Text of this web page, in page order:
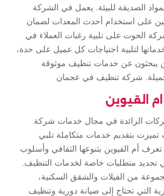
الصديقة للبيئة. يعمل في الشركة
على استخدام أحدث المعدات لضمان
الحوت على تلبية رغبات العملاء في
لتلبية احتياجات كل عميل على حدة،
يبحثون عن خدمات تنظيف موثوقة
شركة تنظيف في عجمان
القيوين
الرائدة في مجال خدمات شركة
بتقديم خدمات متكاملة تلبي
أم القيوين بتنوعها الثقافي وأسلوب
تحديد متطلبات خاصة لخدمات التنظيف.
من الفيلات والشقق السكنية،
التي تحتاج إلى صيانة دورية وتنظيف